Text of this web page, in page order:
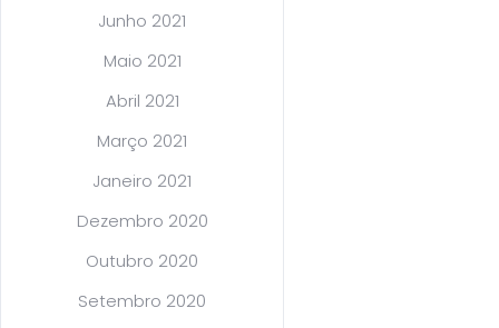
Junho 2021
Maio 2021
Abril 2021
Março 2021
Janeiro 2021
Dezembro 2020
Outubro 2020
Setembro 2020